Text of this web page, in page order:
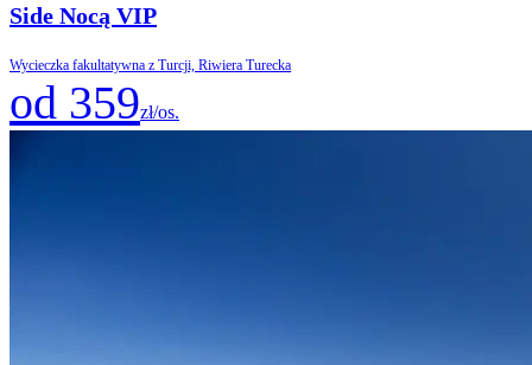
Side Nocą VIP
Wycieczka fakultatywna z Turcji, Riwiera Turecka
od 359zł/os.